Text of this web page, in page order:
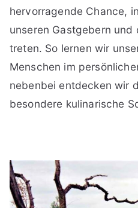
hervorragende Chance,
unseren Gastgebern
treten. So lernen wir
Menschen im
nebenbei entdecken wir
besondere kulinarische